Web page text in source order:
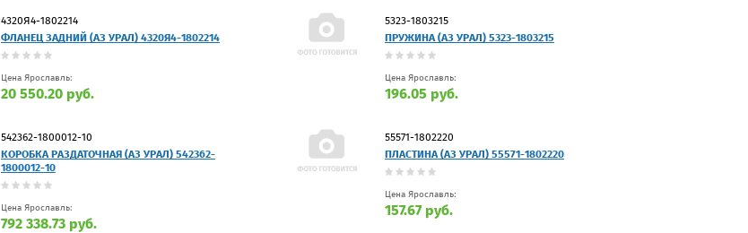
4320Я4-1802214
ФЛАНЕЦ ЗАДНИЙ (АЗ УРАЛ) 4320Я4-1802214
Цена Ярославль:
20 550.20 руб.
5323-1803215
ПРУЖИНА (АЗ УРАЛ) 5323-1803215
Цена Ярославль:
196.05 руб.
542362-1800012-10
КОРОБКА РАЗДАТОЧНАЯ (АЗ УРАЛ) 542362-
1800012-10
Цена Ярославль:
792 338.73 руб.
55571-1802220
ПЛАСТИНА (АЗ УРАЛ) 55571-1802220
Цена Ярославль:
157.67 руб.